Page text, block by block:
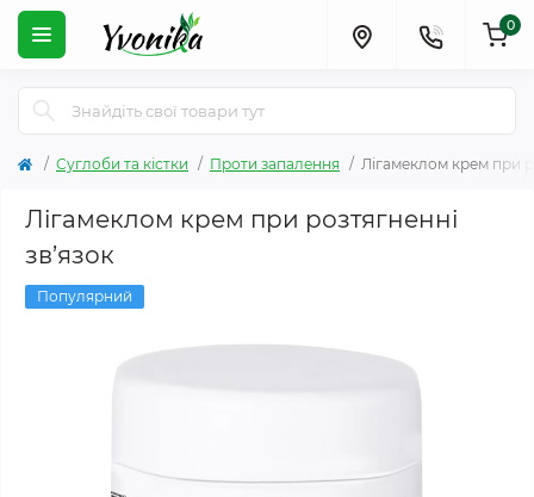
0
Суглоби та кістки Проти запалення Лігамеклом крем при
Лігамеклом крем при розтягненні
зв’язок
Популярний